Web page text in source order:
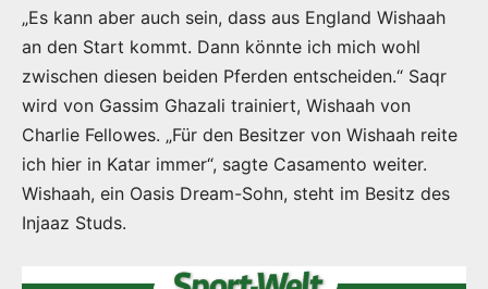
„Es kann aber auch sein, dass aus England Wishaah
an den Start kommt. Dann könnte ich mich wohl
zwischen diesen beiden Pferden entscheiden.“ Saqr
wird von Gassim Ghazali trainiert, Wishaah von
Charlie Fellowes. „Für den Besitzer von Wishaah reite
ich hier in Katar immer“, sagte Casamento weiter.
Wishaah, ein Oasis Dream-Sohn, steht im Besitz des
Injaaz Studs.